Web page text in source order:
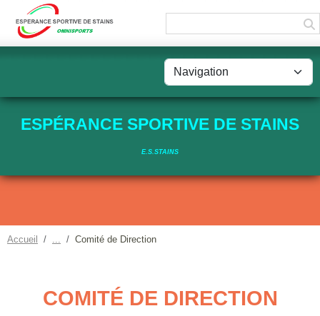
ESPÉRANCE SPORTIVE DE STAINS
E.S.STAINS
Accueil Comité de Direction
COMITÉ DE DIRECTION
Panneau de gestion des cookies